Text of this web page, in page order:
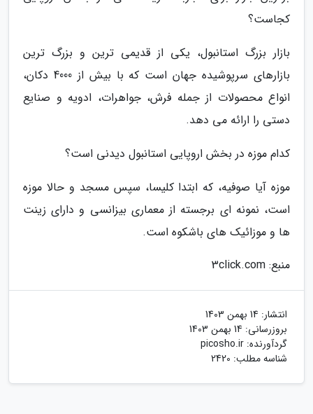
کجاست؟
بازار بزرگ استانبول، یکی از قدیمی ترین و بزرگ ترین
بازارهای سرپوشیده جهان است که با بیش از 4000 دکان،
انواع محصولات از جمله فرش، جواهرات، ادویه و صنایع
دستی را ارائه می دهد.
کدام موزه در بخش اروپایی استانبول دیدنی است؟
موزه آیا صوفیه، که ابتدا کلیسا، سپس مسجد و حالا موزه
است، نمونه ای برجسته از معماری بیزانسی و دارای زینت
ها و موزائیک های باشکوه است.
منبع: 3click.com
انتشار: 14 بهمن 1403
بروزرسانی: 14 بهمن 1403
گردآورنده: picosho.ir
شناسه مطلب: 2420